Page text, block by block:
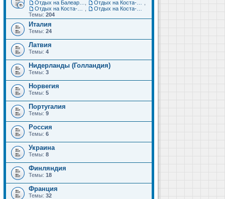
Темы: 204
Италия
Темы: 24
Латвия
Темы: 4
Нидерланды (Голландия)
Темы: 3
Норвегия
Темы: 5
Португалия
Темы: 9
Россия
Темы: 6
Украина
Темы: 8
Финляндия
Темы: 18
Франция
Темы: 32